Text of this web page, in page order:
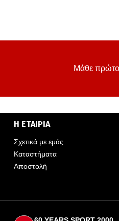
Μάθε
Η ΕΤΑΙΡΙΑ
Σχετικά με εμάς
Καταστήματα
Αποστολή